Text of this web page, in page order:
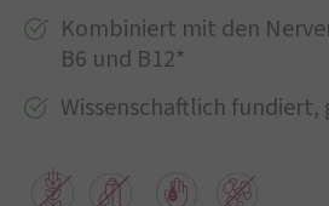
Kombiniert mit den
B6 und B12*
Wissenschaftlich